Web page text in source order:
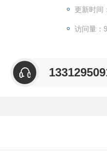
更新时间
访问量：